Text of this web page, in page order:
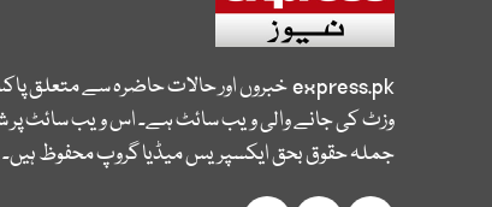
express.pkخبروں اور حالات حاضرہ سے متعلق
وزٹ کی جانے والی ویب سائٹ ہے۔ اس ویب سائٹ پر
جملہ حقوق بحق ایکسپریس میڈیا گروپ محفوظ ہیں۔